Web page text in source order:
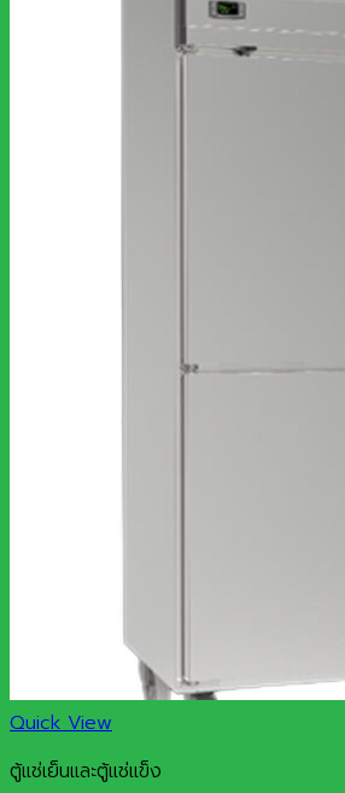
Quick View
ตู้แช่เย็นและตู้แช่แข็ง